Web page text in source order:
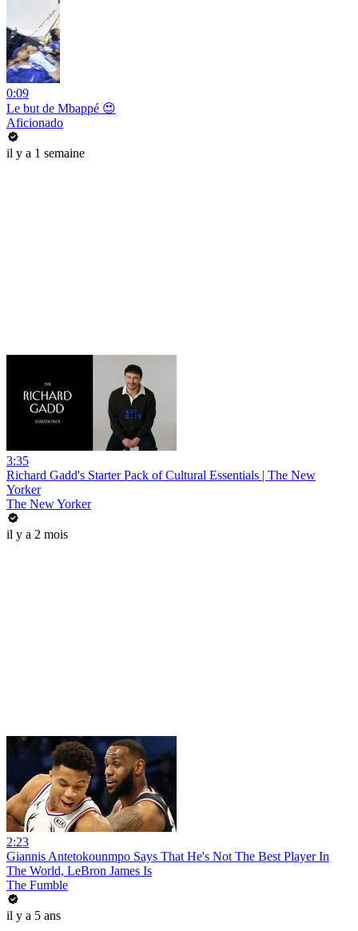
0:09
Le but de Mbappé 😍
Aficionado
il y a 1 semaine
3:35
Richard Gadd's Starter Pack of Cultural Essentials | The New
Yorker
The New Yorker
il y a 2 mois
2:23
Giannis Antetokounmpo Says That He's Not The Best Player In
The World, LeBron James Is
The Fumble
il y a 5 ans